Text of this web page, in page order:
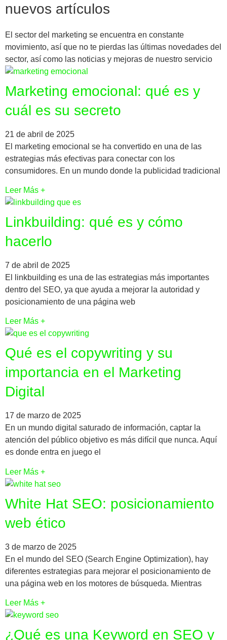
nuevos artículos
El sector del marketing se encuentra en constante
movimiento, así que no te pierdas las últimas novedades del
sector, así como las noticias y mejoras de nuestro servicio
Marketing emocional: qué es y
cuál es su secreto
21 de abril de 2025
El marketing emocional se ha convertido en una de las
estrategias más efectivas para conectar con los
consumidores. En un mundo donde la publicidad tradicional
Leer Más +
Linkbuilding: qué es y cómo
hacerlo
7 de abril de 2025
El linkbuilding es una de las estrategias más importantes
dentro del SEO, ya que ayuda a mejorar la autoridad y
posicionamiento de una página web
Leer Más +
Qué es el copywriting y su
importancia en el Marketing
Digital
17 de marzo de 2025
En un mundo digital saturado de información, captar la
atención del público objetivo es más difícil que nunca. Aquí
es donde entra en juego el
Leer Más +
White Hat SEO: posicionamiento
web ético
3 de marzo de 2025
En el mundo del SEO (Search Engine Optimization), hay
diferentes estrategias para mejorar el posicionamiento de
una página web en los motores de búsqueda. Mientras
Leer Más +
¿Qué es una Keyword en SEO y